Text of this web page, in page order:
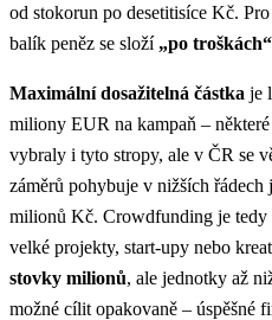
od stokorun po desetitisíce Kč.
balík peněz se složí „po
Maximální dosažitelná částka je
miliony EUR na kampaň –
vybraly i tyto stropy, ale v ČR se
záměrů pohybuje v nižších řádech
milionů Kč. Crowdfunding je tedy
velké projekty, start-upy nebo
stovky milionů, ale jednotky až
možné cílit opakovaně – úspěšné